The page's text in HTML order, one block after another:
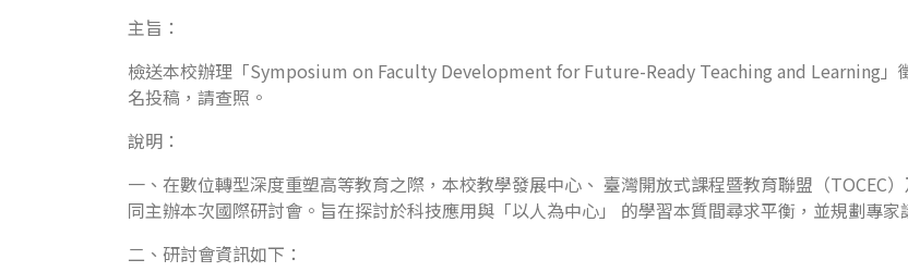
主旨：
檢送本校辦理「Symposium on Faculty Development for Future-Ready Teaching and Learning」
名投稿，請查照。
說明：
一、在數位轉型深度重塑高等教育之際，本校教學發展中心、 臺灣開放式課程暨教育聯盟（
同主辦本次國際研討會。旨在探討於科技應用與「以人為中心」 的學習本質間尋求平衡，並規劃專
二、研討會資訊如下：